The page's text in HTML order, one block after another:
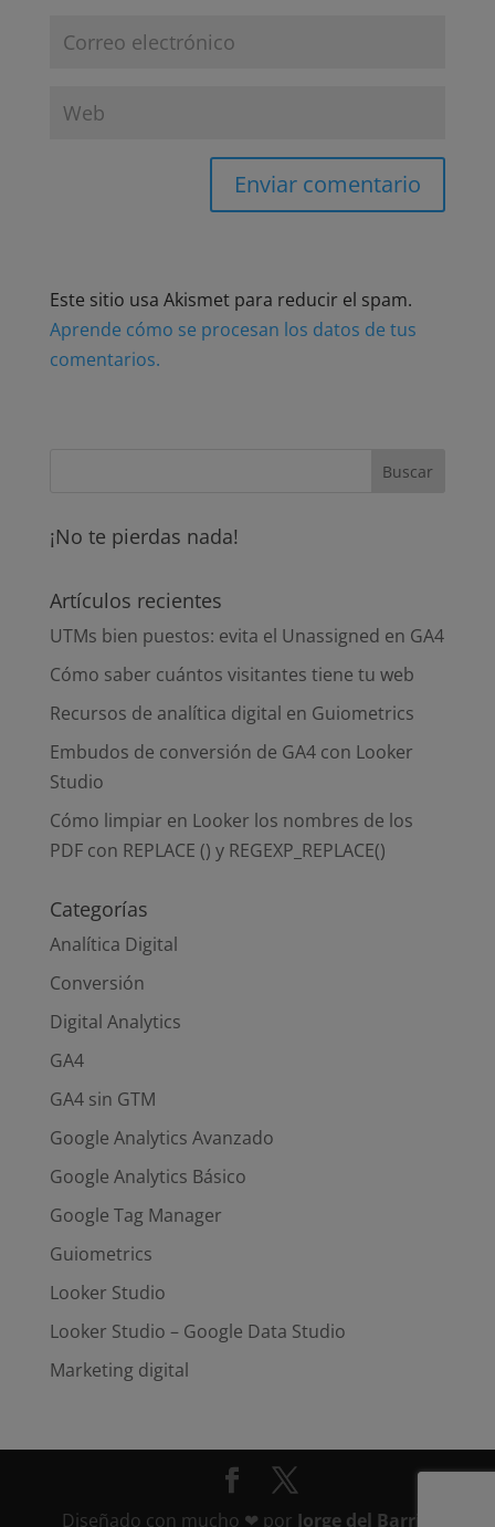
Este sitio usa Akismet para reducir el spam.
Aprende cómo se procesan los datos de tus
comentarios.
¡No te pierdas nada!
Artículos recientes
UTMs bien puestos: evita el Unassigned en GA4
Cómo saber cuántos visitantes tiene tu web
Recursos de analítica digital en Guiometrics
Embudos de conversión de GA4 con Looker
Studio
Cómo limpiar en Looker los nombres de los
PDF con REPLACE () y REGEXP_REPLACE()
Categorías
Analítica Digital
Conversión
Digital Analytics
GA4
GA4 sin GTM
Google Analytics Avanzado
Google Analytics Básico
Google Tag Manager
Guiometrics
Looker Studio
Looker Studio – Google Data Studio
Marketing digital
Diseñado con mucho ❤ por Jorge del Barrio